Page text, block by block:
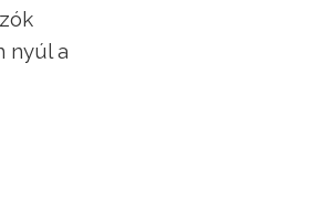
nyúl a